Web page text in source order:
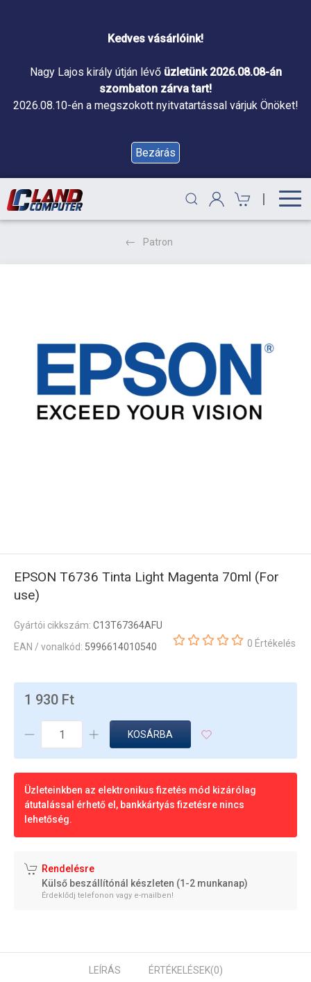
Kedves vásárlóink!
Nagy Lajos király útján lévő üzletünk 2026.08.08-án
szombaton zárva tart!
2026.08.10-én a megszokott nyitvatartással várjuk Önöket!
Bezárás
|
Patron
EPSON T6736 Tinta Light Magenta 70ml (For
use)
Gyártói cikkszám: C13T67364AFU
EAN / vonalkód: 5996614010540 0 Értékelés
1 930 Ft
KOSÁRBA
Üzleteinkben az elektronikus fizetés mód kizárólag
átutalással érhető el, bankkártyás fizetésre nincs
lehetőség.
Rendelésre
Külső beszállítónál készleten (1-2 munkanap)
Érdeklődj telefonon vagy e-mailben!
LEÍRÁS ÉRTÉKELÉSEK(0)